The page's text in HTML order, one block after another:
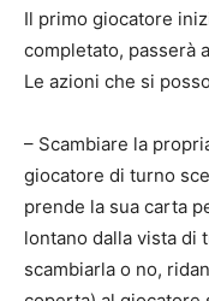
Il primo giocatore
completato, passerà
Le azioni che si
– Scambiare la
giocatore di turno
prende la sua carta
lontano dalla vista di
scambiarla o no,